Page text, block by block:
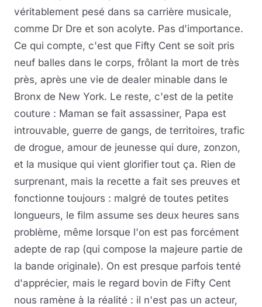
véritablement pesé dans sa carrière musicale,
comme Dr Dre et son acolyte. Pas d'importance.
Ce qui compte, c'est que Fifty Cent se soit pris
neuf balles dans le corps, frôlant la mort de très
près, après une vie de dealer minable dans le
Bronx de New York. Le reste, c'est de la petite
couture : Maman se fait assassiner, Papa est
introuvable, guerre de gangs, de territoires, trafic
de drogue, amour de jeunesse qui dure, zonzon,
et la musique qui vient glorifier tout ça. Rien de
surprenant, mais la recette a fait ses preuves et
fonctionne toujours : malgré de toutes petites
longueurs, le film assume ses deux heures sans
problème, même lorsque l'on est pas forcément
adepte de rap (qui compose la majeure partie de
la bande originale). On est presque parfois tenté
d'apprécier, mais le regard bovin de Fifty Cent
nous ramène à la réalité : il n'est pas un acteur,